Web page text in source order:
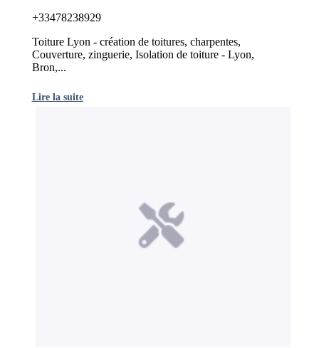
+33478238929
Toiture Lyon - création de toitures, charpentes,
Couverture, zinguerie, Isolation de toiture - Lyon,
Bron,...
Lire la suite